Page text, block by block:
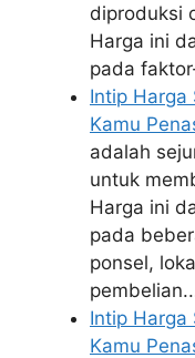
diproduksi
Harga ini
pada
Intip Harga
Kamu
adalah
untuk
Harga ini
pada
ponsel,
Intip Harga
Kamu